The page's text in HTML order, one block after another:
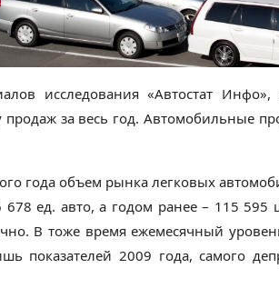
исследования «Автостат
за весь год. Автомобильные
года объем рынка легковых
ед. авто, а годом ранее – 115 595
В тоже время ежемесячный
показателей 2009 года, самого